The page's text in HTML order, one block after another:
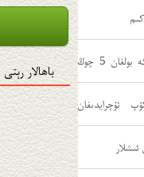
جىنسى تۇرمۇش كۆپ بولۇپ كەتكەندە بەدەنگە بولغان 5 چوڭ
ئۇچرايدىغان
باھالار رېتى